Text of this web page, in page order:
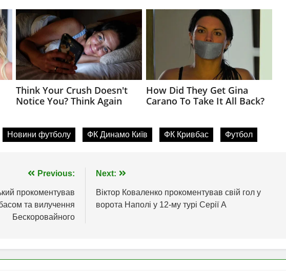
Новини футболу ФК Динамо Київ ФК Кривбас Футбол
Previous:
прокоментував
та вилучення
Бескоровайного
Next:
Віктор Коваленко прокоментував свій гол у
ворота Наполі у 12-му турі Серії А